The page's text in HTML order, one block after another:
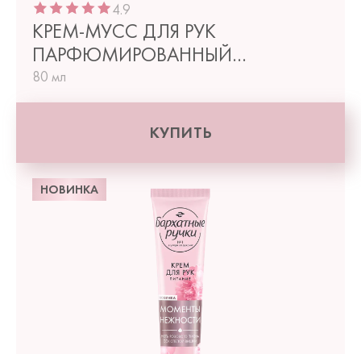
4.9
КРЕМ-МУСС ДЛЯ РУК
ПАРФЮМИРОВАННЫЙ
СМЯГЧЕНИЕ
80 мл
КУПИТЬ
НОВИНКА